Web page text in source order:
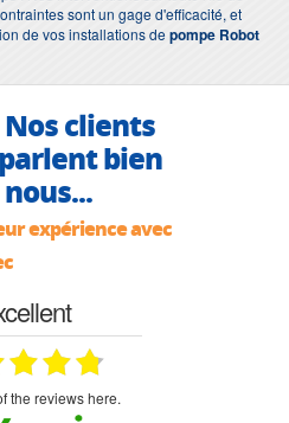
sont un gage d'efficacité, et
de vos installations depompe Robot
Nos clients
parlent bien
expérience avec
the reviews here.